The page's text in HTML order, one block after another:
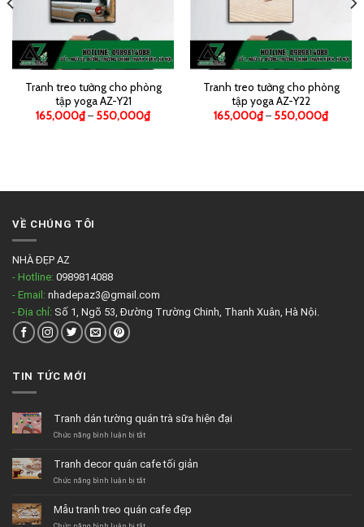
Tranh treo tường cho phòng
tập yoga AZ-Y21
165,000₫– 550,000₫
Tranh treo tường cho phòng
tập yoga AZ-Y22
165,000₫– 550,000₫
VỀ CHÚNG TÔI
NHÀ ĐẸP AZ
- Hotline: 0989814088
- Email: nhadepaz3@gmail.com
- Địa chỉ: Số 1, Ngõ 53, Đường Trường Chinh, Thanh Xuân, Hà Nội.
TIN TỨC MỚI
Tranh dán tường quán trà sữa hiện đại
Chức năng bình luận bị tắtở
tường
quán
hiện
Tranh decor quán cafe tối giản
Chức năng bình luận bị tắtở
quán
Mẫu tranh treo quán cafe đẹp